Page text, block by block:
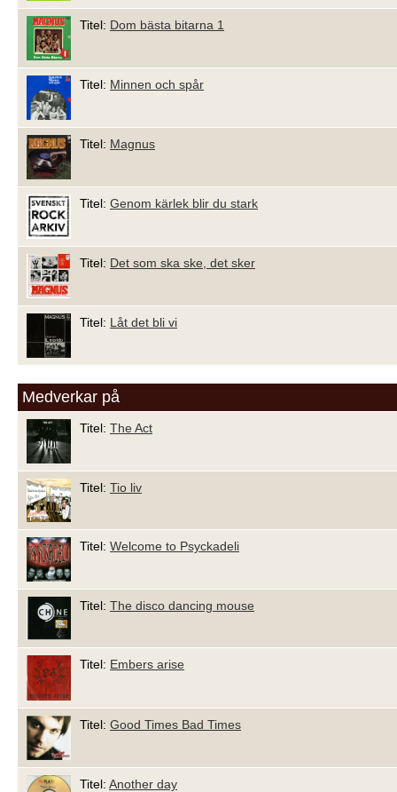
Titel: Dom bästa bitarna 1
Titel: Minnen och spår
Titel: Magnus
Titel: Genom kärlek blir du stark
Titel: Det som ska ske, det sker
Titel: Låt det bli vi
Medverkar på
Titel: The Act
Titel: Tio liv
Titel: Welcome to Psyckadeli
Titel: The disco dancing mouse
Titel: Embers arise
Titel: Good Times Bad Times
Titel: Another day